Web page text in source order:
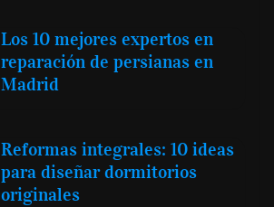
Los 10 mejores expertos en
reparación de persianas en
Madrid
Reformas integrales: 10 ideas
para diseñar dormitorios
originales